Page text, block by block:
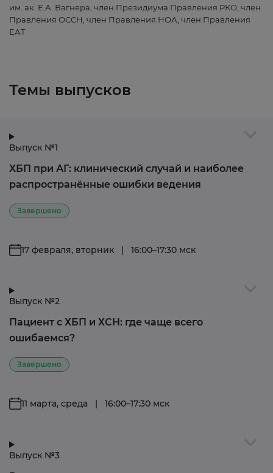
им. ак. Е.А. Вагнера, член Президиума Правления РКО, член
Правления ОССН, член Правления НОА, член Правления
ЕАТ
Темы выпусков
Выпуск №1
ХБП при АГ: клинический случай и наиболее
распространённые ошибки ведения
Завершено
17 февраля, вторник | 16:00–17:30 мск
Выпуск №2
Пациент с ХБП и ХСН: где чаще всего
ошибаемся?
Завершено
11 марта, среда | 16:00–17:30 мск
Выпуск №3